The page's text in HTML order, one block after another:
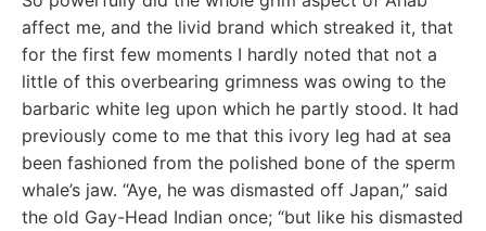
affect me, and the livid brand which streaked it, that
for the first few moments I hardly noted that not a
little of this overbearing grimness was owing to the
barbaric white leg upon which he partly stood. It had
previously come to me that this ivory leg had at sea
been fashioned from the polished bone of the sperm
whale’s jaw. “Aye, he was dismasted off Japan,” said
the old Gay-Head Indian once; “but like his dismasted